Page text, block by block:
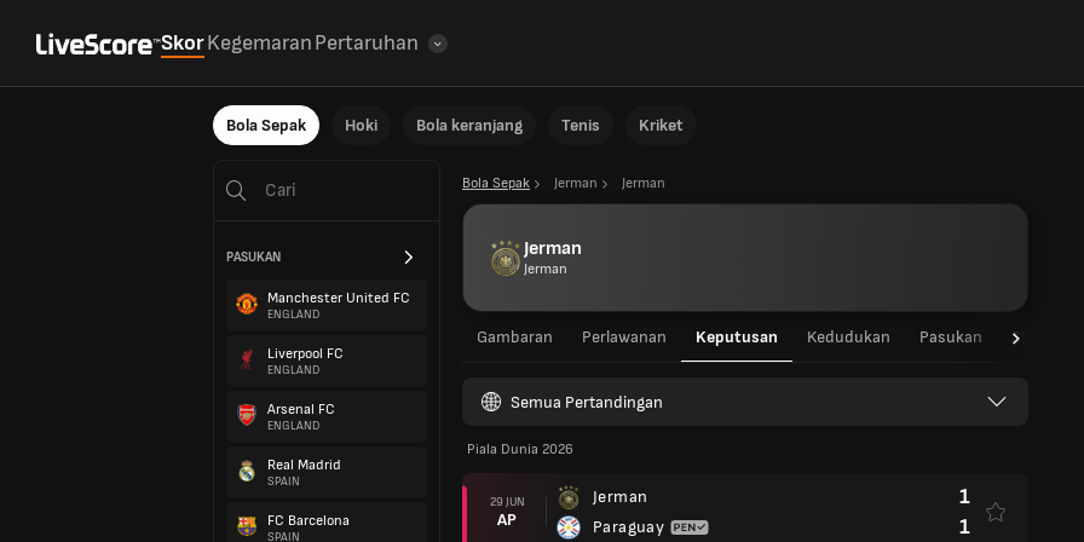
SkorKegemaranPertaruhan
Bola Sepak Hoki Bola keranjang Tenis Kriket
PASUKAN
Manchester United FC
ENGLAND
Liverpool FC
ENGLAND
Arsenal FC
ENGLAND
Real Madrid
SPAIN
FC Barcelona
SPAIN
Bola Sepak Jerman Jerman
Jerman
Jerman
Gambaran Perlawanan Keputusan Kedudukan Pasukan Statistik
Semua Pertandingan
Piala Dunia 2026
29 JUN
AP
Jerman
Paraguay
1
1